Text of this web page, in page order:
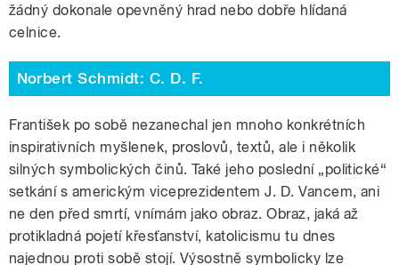
žádný dokonale opevněný hrad nebo dobře hlídaná
celnice.
Norbert Schmidt: C. D. F.
František po sobě nezanechal jen mnoho konkrétních
inspirativních myšlenek, proslovů, textů, ale i několik
silných symbolických činů. Také jeho poslední „politické“
setkání s americkým viceprezidentem J. D. Vancem, ani
ne den před smrtí, vnímám jako obraz. Obraz, jaká až
protikladná pojetí křesťanství, katolicismu tu dnes
najednou proti sobě stojí. Výsostně symbolicky lze